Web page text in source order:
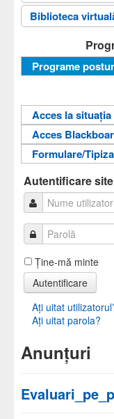
Biblioteca
Fișele
Ghiduri
Programe
Acces la
Informații
Autentificare
Acces
Informații
Autentificare
Formulare/
Autentificare site
Ţine-mă minte
Autentificare
Aţi uitat
Aţi uitat parola?
Anunțuri